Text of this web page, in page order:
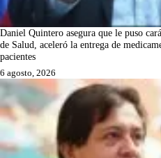
Daniel Quintero asegura que le puso
de Salud, aceleró la entrega de
pacientes
6 agosto, 2026